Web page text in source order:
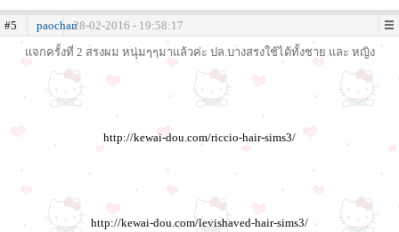
#5 paochan28-02-2016 - 19:58:17
แจกครั้งที่ 2 สรงผม หนุ่มๆๆมาแล้วค่ะ ปล.บางสรงใช้ได้ทั้งชาย และ หญิง
http://kewai-dou.com/riccio-hair-sims3/
http://kewai-dou.com/levishaved-hair-sims3/